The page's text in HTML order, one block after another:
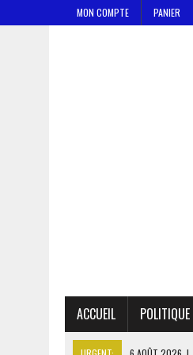
MON COMPTE PANIER
ACCUEIL POLITIQUE